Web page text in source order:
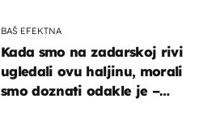
BAŠ EFEKTNA
Kada smo na zadarskoj rivi
ugledali ovu haljinu, morali
smo doznati odakle je –